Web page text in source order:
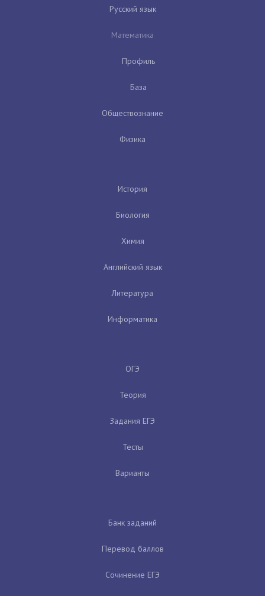
Русский язык
Математика
Профиль
База
Обществознание
Физика
История
Биология
Химия
Английский язык
Литература
Информатика
ОГЭ
Теория
Задания ЕГЭ
Тесты
Варианты
Банк заданий
Перевод баллов
Сочинение ЕГЭ